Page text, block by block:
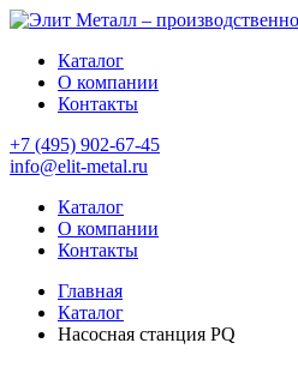
Каталог
О компании
Контакты
+7 (495) 902-67-45
info@elit-metal.ru
Каталог
О компании
Контакты
Главная
Каталог
Насосная станция PQ